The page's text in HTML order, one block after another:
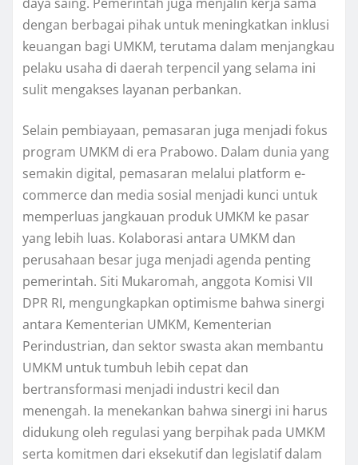
dengan berbagai pihak untuk meningkatkan inklusi
keuangan bagi UMKM, terutama dalam menjangkau
pelaku usaha di daerah terpencil yang selama ini
sulit mengakses layanan perbankan.
Selain pembiayaan, pemasaran juga menjadi fokus
program UMKM di era Prabowo. Dalam dunia yang
semakin digital, pemasaran melalui platform e-
commerce dan media sosial menjadi kunci untuk
memperluas jangkauan produk UMKM ke pasar
yang lebih luas. Kolaborasi antara UMKM dan
perusahaan besar juga menjadi agenda penting
pemerintah. Siti Mukaromah, anggota Komisi VII
DPR RI, mengungkapkan optimisme bahwa sinergi
antara Kementerian UMKM, Kementerian
Perindustrian, dan sektor swasta akan membantu
UMKM untuk tumbuh lebih cepat dan
bertransformasi menjadi industri kecil dan
menengah. Ia menekankan bahwa sinergi ini harus
didukung oleh regulasi yang berpihak pada UMKM
serta komitmen dari eksekutif dan legislatif dalam